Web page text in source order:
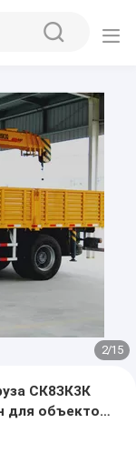
2/15
СК8ЗК3К
для объектов